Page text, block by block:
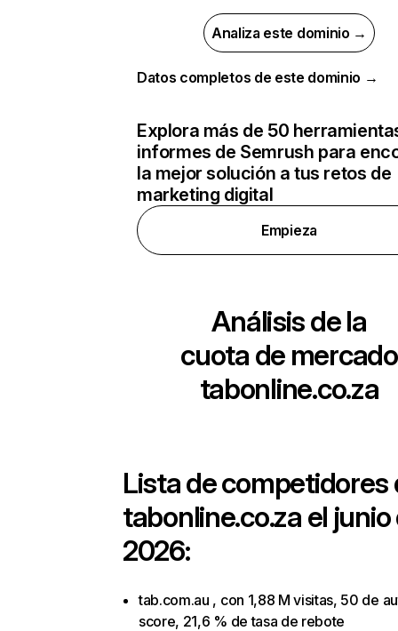
Analiza este dominio →
Datos completos de este dominio →
Explora más de 50
informes de Semrush para
la mejor solución a tus retos de
marketing digital
Empieza
Análisis de la
cuota de mercado
tabonline.co.za
Lista de competidores
tabonline.co.za el junio
2026:
tab.com.au , con 1,88 M visitas, 50 de
score, 21,6 % de tasa de rebote